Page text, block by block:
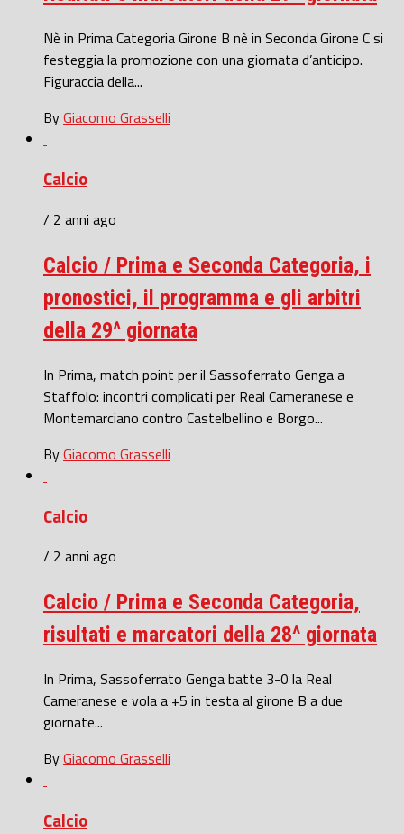
Nè in Prima Categoria Girone B nè in Seconda Girone C si
festeggia la promozione con una giornata d’anticipo.
Figuraccia della...
ByGiacomo Grasselli
Calcio
/ 2 anni ago
Calcio / Prima e Seconda Categoria, i
pronostici, il programma e gli arbitri
della 29^ giornata
In Prima, match point per il Sassoferrato Genga a
Staffolo: incontri complicati per Real Cameranese e
Montemarciano contro Castelbellino e Borgo...
ByGiacomo Grasselli
Calcio
/ 2 anni ago
Calcio / Prima e Seconda Categoria,
risultati e marcatori della 28^ giornata
In Prima, Sassoferrato Genga batte 3-0 la Real
Cameranese e vola a +5 in testa al girone B a due
giornate...
ByGiacomo Grasselli
Calcio